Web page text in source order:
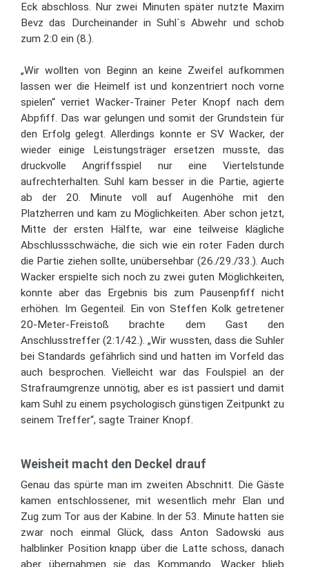
Eck abschloss. Nur zwei Minuten später nutzte Maxim
Bevz das Durcheinander in Suhl´s Abwehr und schob
zum 2:0 ein (8.).
„Wir wollten von Beginn an keine Zweifel aufkommen
lassen wer die Heimelf ist und konzentriert noch vorne
spielen“ verriet Wacker-Trainer Peter Knopf nach dem
Abpfiff. Das war gelungen und somit der Grundstein für
den Erfolg gelegt. Allerdings konnte er SV Wacker, der
wieder einige Leistungsträger ersetzen musste, das
druckvolle Angriffsspiel nur eine Viertelstunde
aufrechterhalten. Suhl kam besser in die Partie, agierte
ab der 20. Minute voll auf Augenhöhe mit den
Platzherren und kam zu Möglichkeiten. Aber schon jetzt,
Mitte der ersten Hälfte, war eine teilweise klägliche
Abschlussschwäche, die sich wie ein roter Faden durch
die Partie ziehen sollte, unübersehbar (26./29./33.). Auch
Wacker erspielte sich noch zu zwei guten Möglichkeiten,
konnte aber das Ergebnis bis zum Pausenpfiff nicht
erhöhen. Im Gegenteil. Ein von Steffen Kolk getretener
20-Meter-Freistoß brachte dem Gast den
Anschlusstreffer (2:1/42.). „Wir wussten, dass die Suhler
bei Standards gefährlich sind und hatten im Vorfeld das
auch besprochen. Vielleicht war das Foulspiel an der
Strafraumgrenze unnötig, aber es ist passiert und damit
kam Suhl zu einem psychologisch günstigen Zeitpunkt zu
seinem Treffer“, sagte Trainer Knopf.
Weisheit macht den Deckel drauf
Genau das spürte man im zweiten Abschnitt. Die Gäste
kamen entschlossener, mit wesentlich mehr Elan und
Zug zum Tor aus der Kabine. In der 53. Minute hatten sie
zwar noch einmal Glück, dass Anton Sadowski aus
halblinker Position knapp über die Latte schoss, danach
aber übernahmen sie das Kommando. Wacker blieb